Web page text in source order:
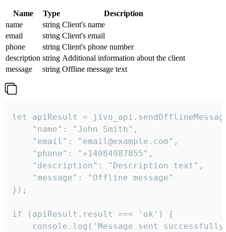
Name Type
Description
name
string Client's name
email
string Client's email
phone
string Client's phone number
description string Additional information about the client
message
string Offline message text
let apiResult =
    "name": "John Smith",
    "email": "email@example.com",
    "phone": "+14084987855",
    "description": "Description text",
    "message": "Offline message"
});
if (apiResult.result === 'ok') {
console.log('Message sent